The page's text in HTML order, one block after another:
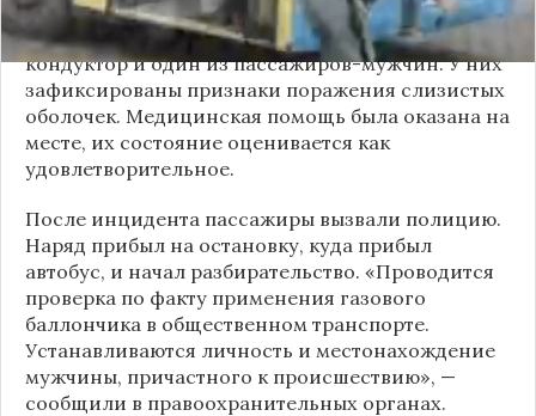
По предварительным данным, пострадали
кондуктор и один из пассажиров-мужчин. У них
зафиксированы признаки поражения слизистых
оболочек. Медицинская помощь была оказана на
месте, их состояние оценивается как
удовлетворительное.
После инцидента пассажиры вызвали полицию.
Наряд прибыл на остановку, куда прибыл
автобус, и начал разбирательство. «Проводится
проверка по факту применения газового
баллончика в общественном транспорте.
Устанавливаются личность и местонахождение
мужчины, причастного к происшествию», —
сообщили в правоохранительных органах.